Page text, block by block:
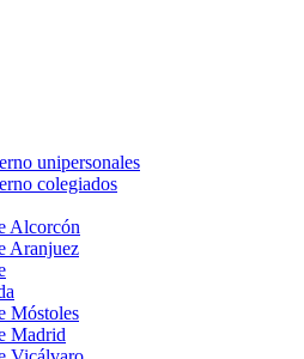
unipersonales
colegiados
Alcorcón
Aranjuez
Móstoles
Madrid